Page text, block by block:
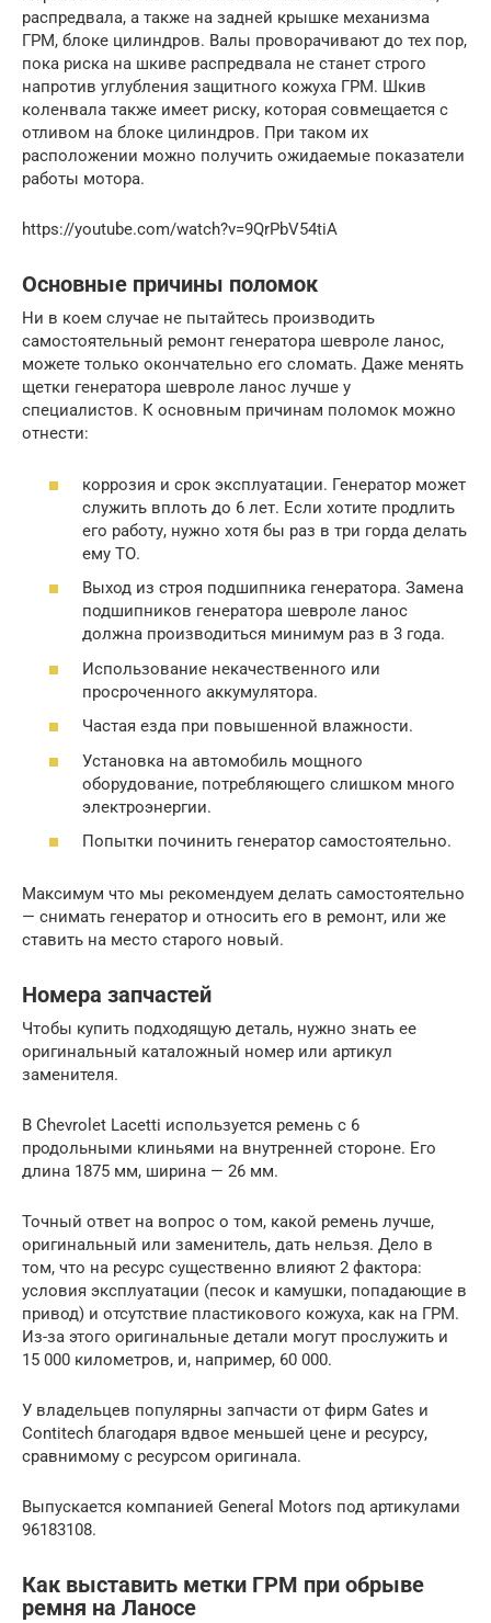
распредвала, а также на задней крышке механизма
ГРМ, блоке цилиндров. Валы проворачивают до тех пор,
пока риска на шкиве распредвала не станет строго
напротив углубления защитного кожуха ГРМ. Шкив
коленвала также имеет риску, которая совмещается с
отливом на блоке цилиндров. При таком их
расположении можно получить ожидаемые показатели
работы мотора.
https://youtube.com/watch?v=9QrPbV54tiA
Основные причины поломок
Ни в коем случае не пытайтесь производить
самостоятельный ремонт генератора шевроле ланос,
можете только окончательно его сломать. Даже менять
щетки генератора шевроле ланос лучше у
специалистов. К основным причинам поломок можно
отнести:
коррозия и срок эксплуатации. Генератор может
служить вплоть до 6 лет. Если хотите продлить
его работу, нужно хотя бы раз в три горда делать
ему ТО.
Выход из строя подшипника генератора. Замена
подшипников генератора шевроле ланос
должна производиться минимум раз в 3 года.
Использование некачественного или
просроченного аккумулятора.
Частая езда при повышенной влажности.
Установка на автомобиль мощного
оборудование, потребляющего слишком много
электроэнергии.
Попытки починить генератор самостоятельно.
Максимум что мы рекомендуем делать самостоятельно
— снимать генератор и относить его в ремонт, или же
ставить на место старого новый.
Номера запчастей
Чтобы купить подходящую деталь, нужно знать ее
оригинальный каталожный номер или артикул
заменителя.
В Chevrolet Lacetti используется ремень с 6
продольными клиньями на внутренней стороне. Его
длина 1875 мм, ширина — 26 мм.
Точный ответ на вопрос о том, какой ремень лучше,
оригинальный или заменитель, дать нельзя. Дело в
том, что на ресурс существенно влияют 2 фактора:
условия эксплуатации (песок и камушки, попадающие в
привод) и отсутствие пластикового кожуха, как на ГРМ.
Из-за этого оригинальные детали могут прослужить и
15 000 километров, и, например, 60 000.
У владельцев популярны запчасти от фирм Gates и
Contitech благодаря вдвое меньшей цене и ресурсу,
сравнимому с ресурсом оригинала.
Выпускается компанией General Motors под артикулами
96183108.
Как выставить метки ГРМ при обрыве
ремня на Ланосе